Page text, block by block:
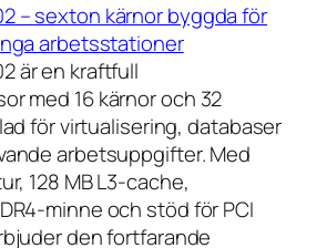
– sexton kärnor byggda för
arbetsstationer
är en kraftfull
med 16 kärnor och 32
för virtualisering, databaser
arbetsuppgifter. Med
128 MB L3-cache,
minne och stöd för PCI
den fortfarande